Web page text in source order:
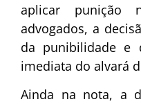
aplicar punição
advogados, a
da punibilidade e
imediata do alvará
Ainda na nota, a